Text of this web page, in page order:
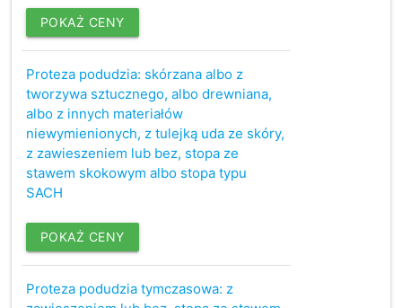
POKAŻ CENY
Proteza podudzia: skórzana albo z
tworzywa sztucznego, albo drewniana,
albo z innych materiałów
niewymienionych, z tulejką uda ze skóry,
z zawieszeniem lub bez, stopa ze
stawem skokowym albo stopa typu
SACH
POKAŻ CENY
Proteza podudzia tymczasowa: z